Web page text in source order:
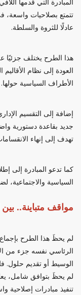
تتمتع بصلاحيات واسعة،
عادلًا للثروة والسلطة.
هذا الطرح يختلف
العودة إلى نظام
الأطراف السياسية حولها.
إضافة إلى التقسيم
جديد بقاعدة دستورية
تهدف إلى إنهاء
كما تدعو المبادرة إلى
السياسية والاجتماعية،
مواقف متباينة..
لم يحظَ هذا الطرح
الرئاسي نفسه جزء من
الوسيط أو تقديم
لم يحظَ بتوافق شامل،
تنفيذ مبادرات إصلاحية